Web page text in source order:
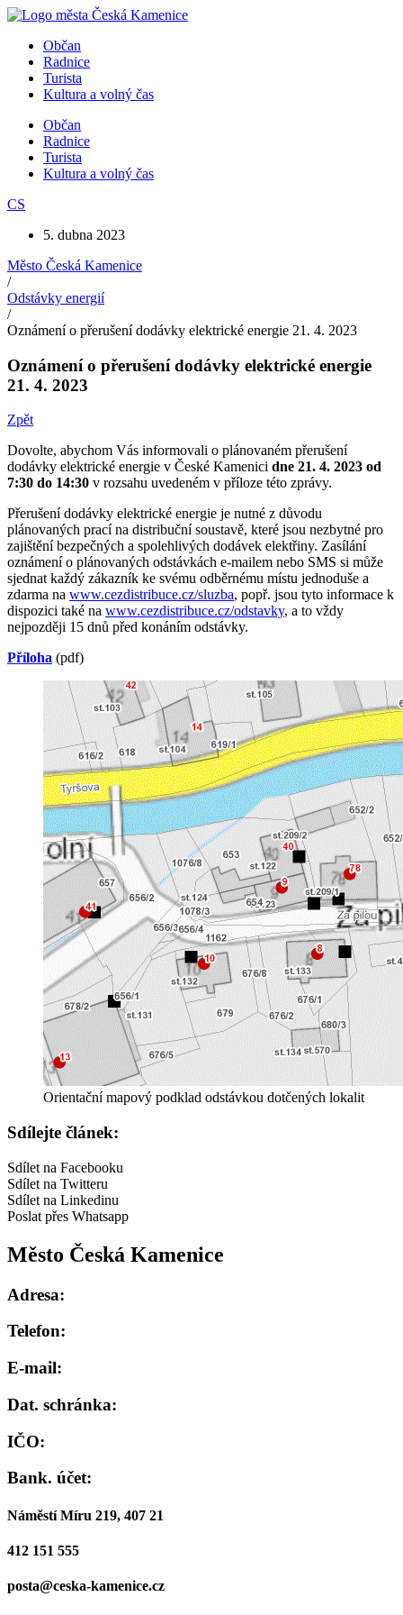
Přejít
obsahuObčan
Radnice
Turista
Kultura a volný čas
Občan
Radnice
Turista
Kultura a volný čas
CS
5. dubna 2023
Město Česká Kamenice
/
Odstávky energií
/
Oznámení o přerušení dodávky elektrické energie 21. 4. 2023
Oznámení o přerušení dodávky elektrické energie
21. 4. 2023
Zpět
Dovolte, abychom Vás informovali o plánovaném přerušení
dodávky elektrické energie v České Kamenici dne 21. 4. 2023 od
7:30 do 14:30 v rozsahu uvedeném v příloze této zprávy.
Přerušení dodávky elektrické energie je nutné z důvodu
plánovaných prací na distribuční soustavě, které jsou nezbytné pro
zajištění bezpečných a spolehlivých dodávek elektřiny. Zasílání
oznámení o plánovaných odstávkách e-mailem nebo SMS si může
sjednat každý zákazník ke svému odběrnému místu jednoduše a
zdarma na www.cezdistribuce.cz/sluzba, popř. jsou tyto informace k
dispozici také na www.cezdistribuce.cz/odstavky, a to vždy
nejpozději 15 dnů před konáním odstávky.
Příloha (pdf)
Orientační mapový podklad odstávkou dotčených lokalit
Sdílejte článek:
Sdílet na Facebooku
Sdílet na Twitteru
Sdílet na Linkedinu
Poslat přes Whatsapp
Město Česká Kamenice
Adresa:
Telefon:
E-mail:
Dat. schránka:
IČO:
Bank. účet:
Náměstí Míru 219, 407 21
412 151 555
posta@ceska-kamenice.cz